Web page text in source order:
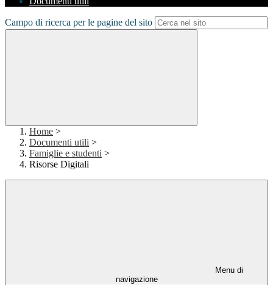
Campo di ricerca per le pagine del sito
Home >
Documenti utili >
Famiglie e studenti >
Risorse Digitali
Menu di
navigazione